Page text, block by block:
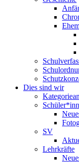
Dies sind wir
SV
Lehrkräfte